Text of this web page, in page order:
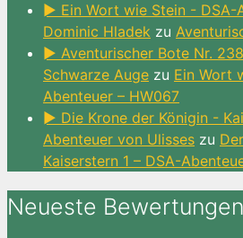
► Ein Wort wie Stein - DSA-
Dominic Hladek zu
► Aventurischer Bote Nr.
Schwarze Auge zu Ein Wort
Abenteuer – HW067
► Die Krone der Königin -
Abenteuer von Ulisses zu
Kaiserstern 1 – DSA-
Neueste Bewertungen